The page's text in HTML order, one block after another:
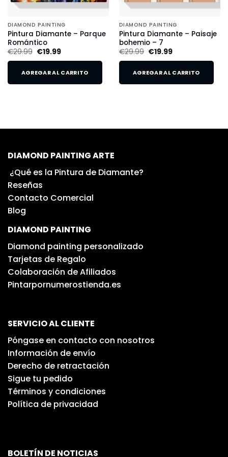
DIAMOND PAINTING
Pintura Diamante – Parque
Romántico
€29.99 €19.99
AGREGAR AL CARRITO
DIAMOND PAINTING
Pintura Diamante – Paisaje
bohemio – 7
€29.99 €19.99
AGREGAR AL CARRITO
DIAMOND PAINTING ARTE
¿Qué es la Pintura de Diamante?
Reseñas
Contacto Comercial
Blog
DIAMOND PAINTING
Diamond painting personalizado
Tarjetas de Regalo
Colaboración de Afiliados
Pintarpornumerostienda.es
SERVICIO AL CLIENTE
Póngase en contacto con nosotros
Información de envío
Derecho de retractación
Sigue tu pedido
Términos y condiciones
Política de privacidad
BOLETÍN DE NOTICIAS